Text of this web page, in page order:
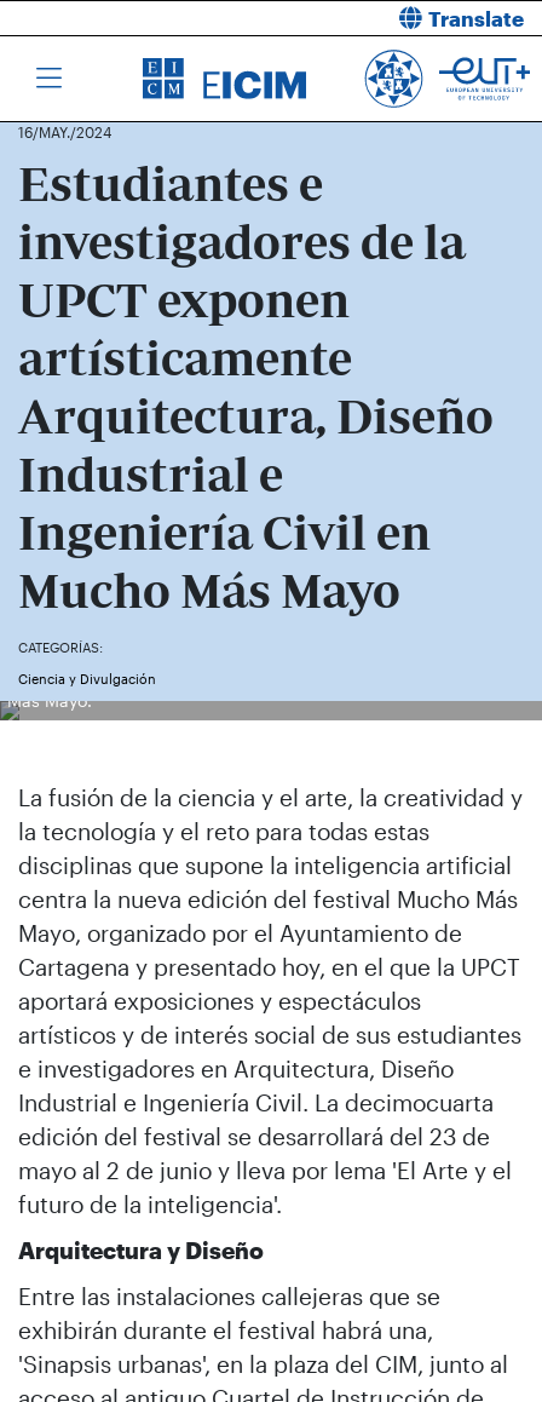
Translate
16/MAY./2024
Estudiantes e
investigadores de la
UPCT exponen
artísticamente
Arquitectura, Diseño
Industrial e
Ingeniería Civil en
Mucho Más Mayo
CATEGORÍAS:
Ciencia y Divulgación
Estudiantes de Diseño Industrial con algunas de las maquetas
realizadas durante la preparación de su exposición para Mucho
Más Mayo.
La fusión de la ciencia y el arte, la creatividad y
la tecnología y el reto para todas estas
disciplinas que supone la inteligencia artificial
centra la nueva edición del festival Mucho Más
Mayo, organizado por el Ayuntamiento de
Cartagena y presentado hoy, en el que la UPCT
aportará exposiciones y espectáculos
artísticos y de interés social de sus estudiantes
e investigadores en Arquitectura, Diseño
Industrial e Ingeniería Civil. La decimocuarta
edición del festival se desarrollará del 23 de
mayo al 2 de junio y lleva por lema 'El Arte y el
futuro de la inteligencia'.
Arquitectura y Diseño
Entre las instalaciones callejeras que se
exhibirán durante el festival habrá una,
'Sinapsis urbanas', en la plaza del CIM, junto al